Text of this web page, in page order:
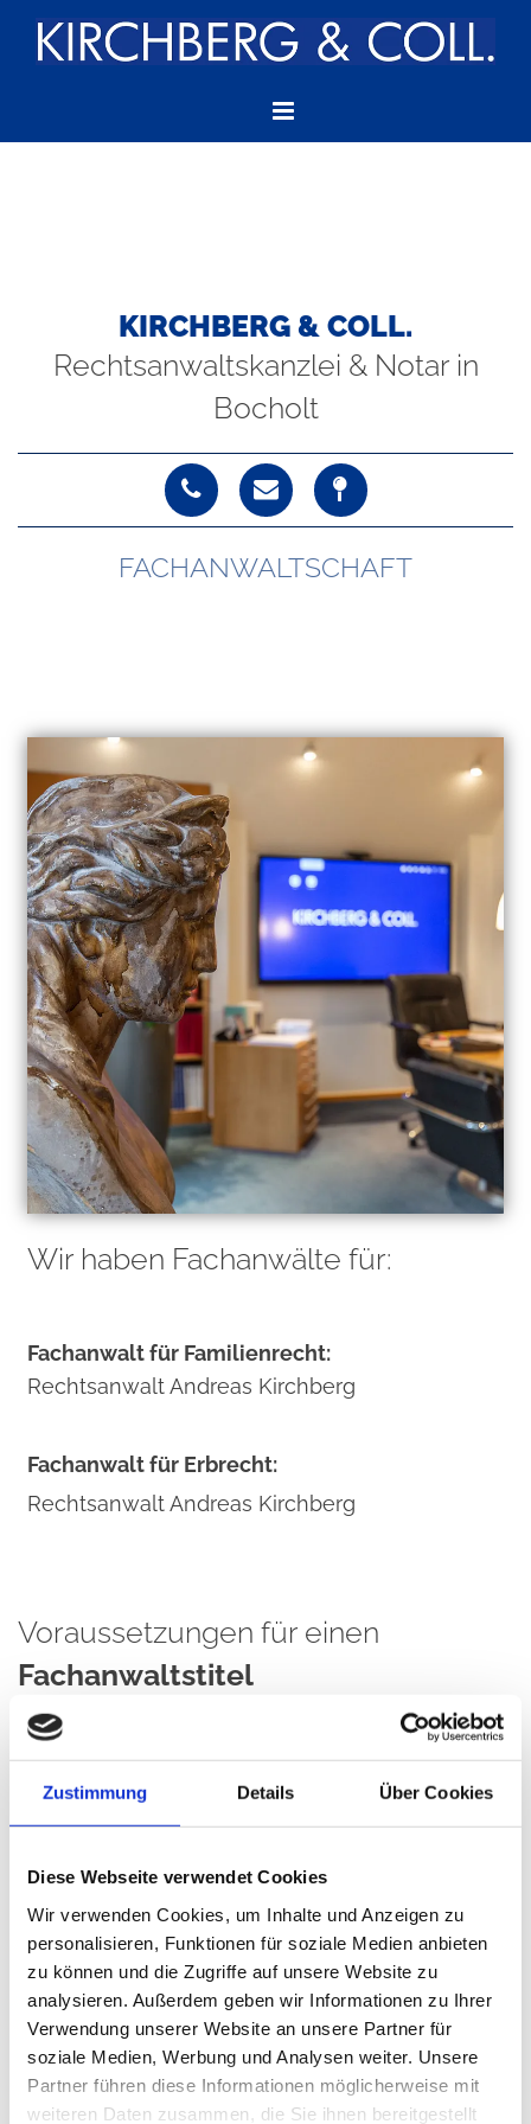
Zustimmung Details Über Cookies
Diese Webseite verwendet Cookies
Wir verwenden Cookies, um Inhalte und Anzeigen zu
personalisieren, Funktionen für soziale Medien anbieten
zu können und die Zugriffe auf unsere Website zu
analysieren. Außerdem geben wir Informationen zu Ihrer
Verwendung unserer Website an unsere Partner für
soziale Medien, Werbung und Analysen weiter. Unsere
Partner führen diese Informationen möglicherweise mit
weiteren Daten zusammen, die Sie ihnen bereitgestellt
Zum Inhalt springen
KIRCHBERG & COLL.
Rechtsanwaltskanzlei & Notar in
Bocholt
FACHANWALTSCHAFT
Wir haben Fachanwälte für:
Fachanwalt für Familienrecht:
Rechtsanwalt Andreas Kirchberg
Fachanwalt für Erbrecht:
Rechtsanwalt Andreas Kirchberg
Voraussetzungen für einen
Fachanwaltstitel
besondere theoretische Kenntnisse und
besondere praktische Kenntnisse
nachgewiesen werden.
Der Erwerb besonderer theoretischer Kenntnisse
wird nachgewiesen durch die Teilnahme an